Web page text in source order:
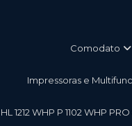
Comodato
Impressoras e
1212 W HP P 1102 W HP